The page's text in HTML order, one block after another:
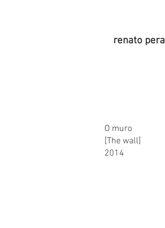
renato pera
O muro
[The wall]
2014